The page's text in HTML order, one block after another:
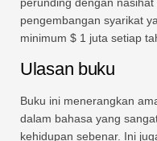
perunding dengan
pengembangan syarikat
minimum $ 1 juta setiap
Ulasan buku
Buku ini menerangkan
dalam bahasa yang
kehidupan sebenar. Ini